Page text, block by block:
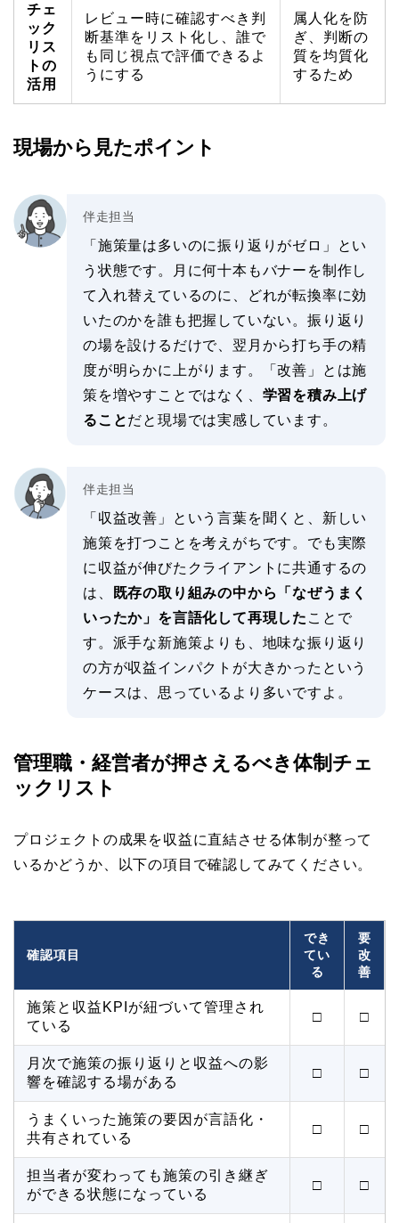
チェ
ック
リス
トの
活用
レビュー時に確認すべき判
断基準をリスト化し、誰で
も同じ視点で評価できるよ
うにする
属人化を防
ぎ、判断の
質を均質化
するため
現場から見たポイント
伴走担当
「施策量は多いのに振り返りがゼロ」とい
う状態です。月に何十本もバナーを制作し
て入れ替えているのに、どれが転換率に効
いたのかを誰も把握していない。振り返り
の場を設けるだけで、翌月から打ち手の精
度が明らかに上がります。「改善」とは施
策を増やすことではなく、 学習を積み上げ
ることだと現場では実感しています。
伴走担当
「収益改善」という言葉を聞くと、新しい
施策を打つことを考えがちです。でも実際
に収益が伸びたクライアントに共通するの
は、
既存の取り組みの中から「なぜうまく
いったか」を言語化して再現した ことで
す。派手な新施策よりも、地味な振り返り
の方が収益インパクトが大きかったという
ケースは、思っているより多いですよ。
管理職・経営者が押さえるべき体制チェ
ックリスト
プロジェクトの成果を収益に直結させる体制が整って
いるかどうか、以下の項目で確認してみてください。
確認項目
でき
てい
る
要
改
善
施策と収益KPIが紐づいて管理され
ている
□ □
月次で施策の振り返りと収益への影
響を確認する場がある
□ □
うまくいった施策の要因が言語化・
共有されている
□ □
担当者が変わっても施策の引き継ぎ
ができる状態になっている
□ □